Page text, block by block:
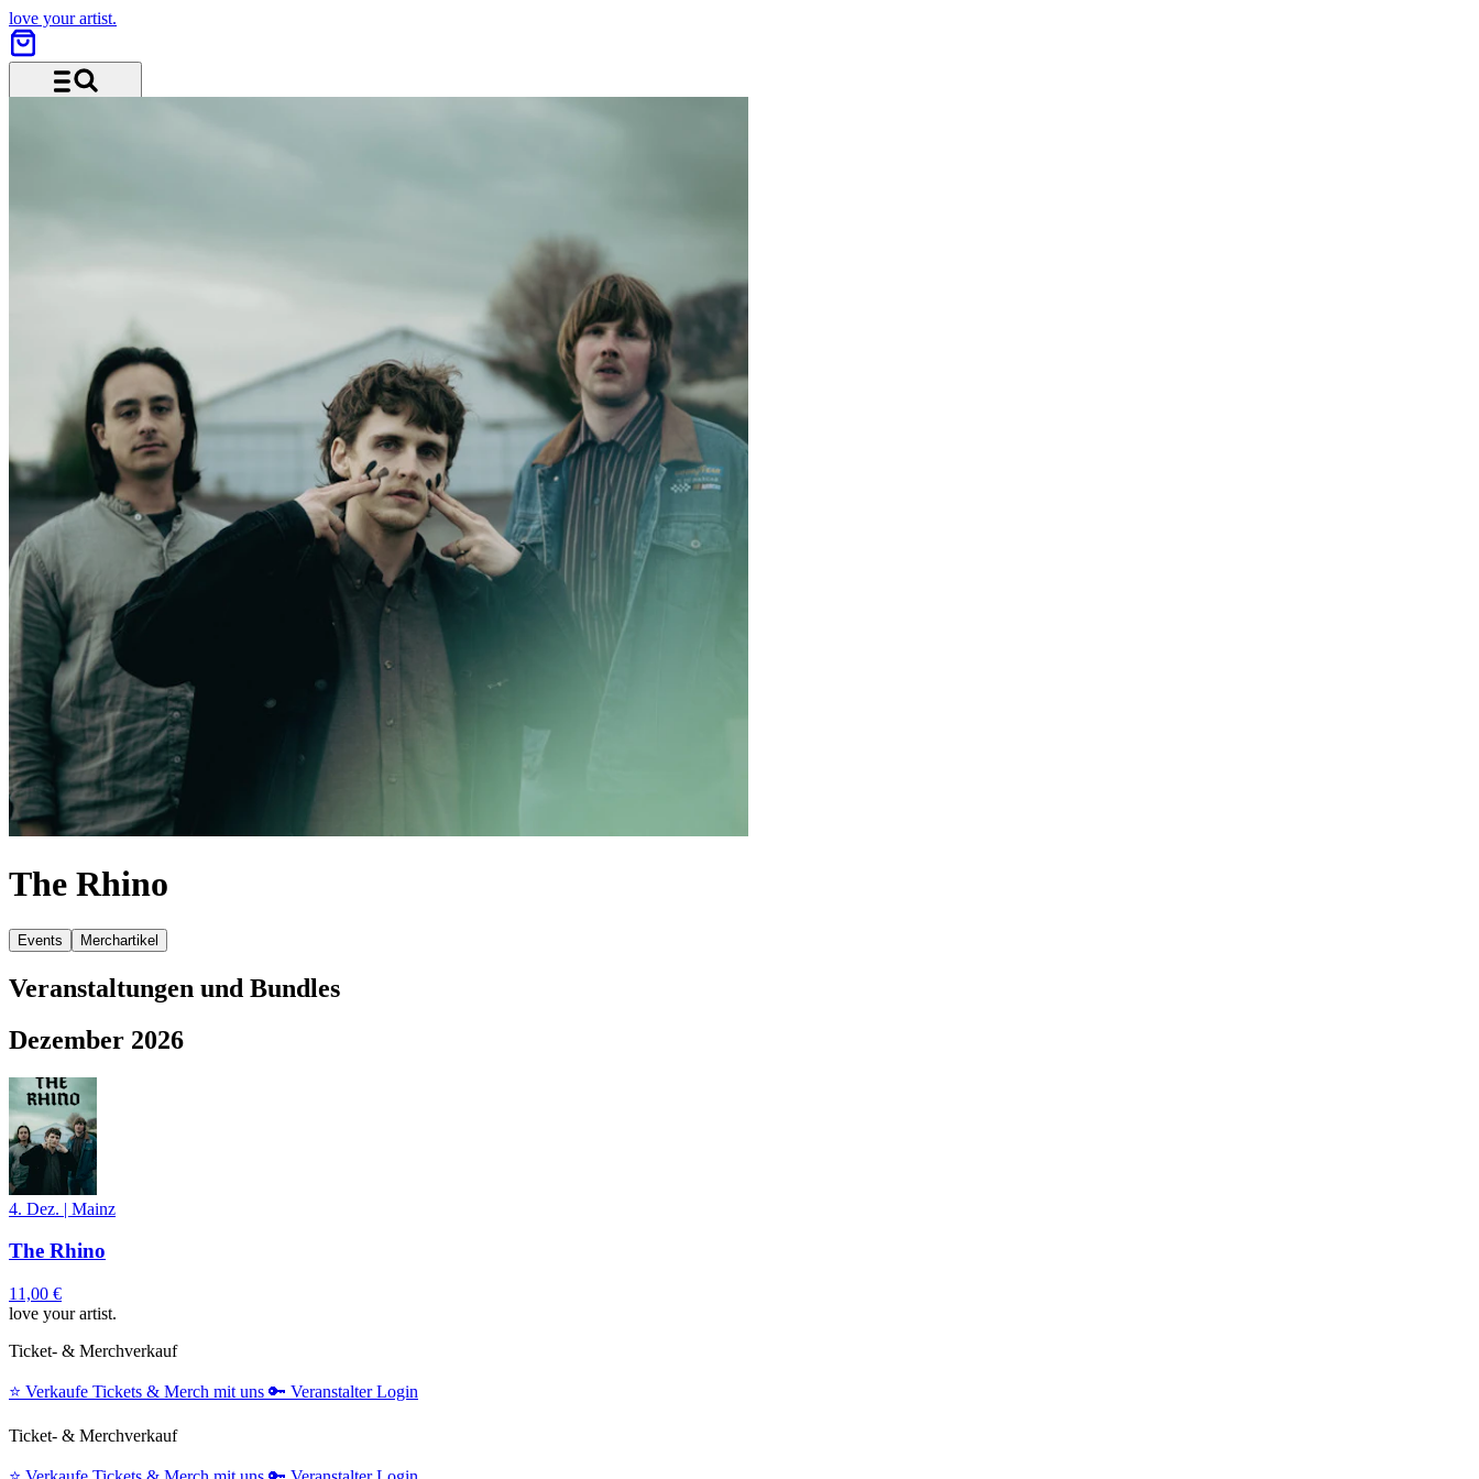
love your artist.
The Rhino
Events Merchartikel
Veranstaltungen und Bundles
Dezember 2026
4. Dez. | Mainz
The Rhino
11,00 €
love your artist.
Ticket- & Merchverkauf
⭐️ Verkaufe Tickets & Merch mit uns 🔑 Veranstalter Login
Ticket- & Merchverkauf